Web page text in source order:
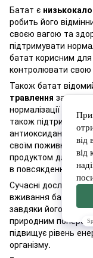
Батат є
робить його
своєю вагою та
підтримувати
батат корисним
контролювати свою
Також батат
травлення завдяки
нормалізації
також підтримує
антиоксидантним і
своїм поживним і
продуктом для
в повсякденний
Сучасні
вживання батату
завдяки його
природним
підвищує рівень
організму.